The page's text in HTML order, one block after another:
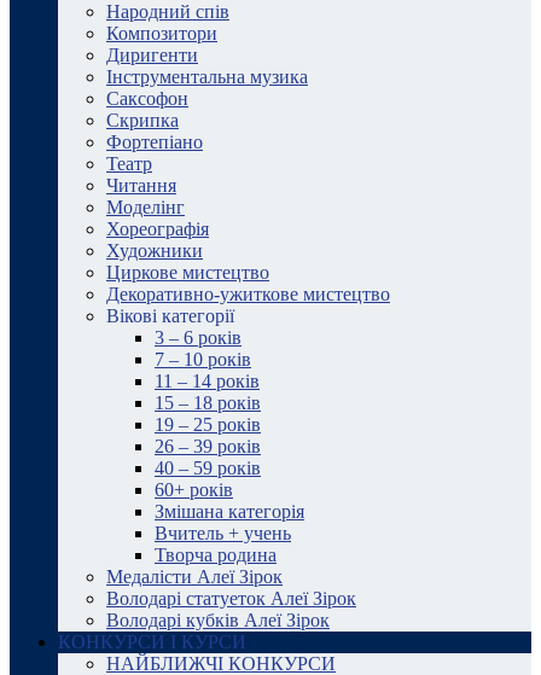
Народний спів
Композитори
Диригенти
Інструментальна музика
Саксофон
Скрипка
Фортепіано
Театр
Читання
Моделінг
Хореографія
Художники
Циркове мистецтво
Декоративно-ужиткове мистецтво
Вікові категорії
3 – 6 років
7 – 10 років
11 – 14 років
15 – 18 років
19 – 25 років
26 – 39 років
40 – 59 років
60+ років
Змішана категорія
Вчитель + учень
Творча родина
Медалісти Алеї Зірок
Володарі статуеток Алеї Зірок
Володарі кубків Алеї Зірок
КОНКУРСИ І КУРСИ
НАЙБЛИЖЧІ КОНКУРСИ